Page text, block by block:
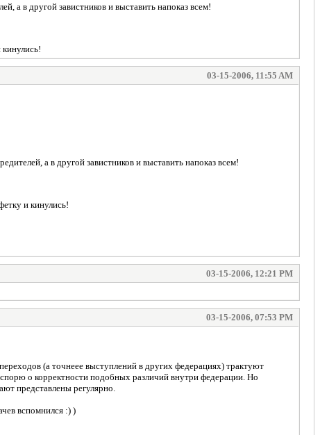
а в другой завистников и выставить напоказ всем!
03-15-2006, 11:55 AM
а в другой завистников и выставить напоказ всем!
и кинулись!
03-15-2006, 12:21 PM
03-15-2006, 07:53 PM
(а точнеее выступлений в других федерациях) трактуют
о корректности подобных различий внутри федерации. Но
представлены регулярно.
вспомнился :) )